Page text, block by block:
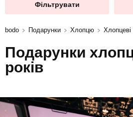
Фільтрувати
bodo Подарунки Хлопцю
Подарунки
років